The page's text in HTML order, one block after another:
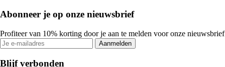
Abonneer je op onze nieuwsbrief
Profiteer van 10% korting door je aan te melden voor onze nieuwsbrief
Aanmelden
Blijf verbonden